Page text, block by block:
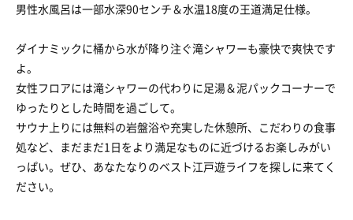
男性水風呂は一部水深90センチ＆水温18度の王道満足仕様。
ダイナミックに桶から水が降り注ぐ滝シャワーも豪快で爽快です
よ。
女性フロアには滝シャワーの代わりに足湯＆泥パックコーナーで
ゆったりとした時間を過ごして。
サウナ上りには無料の岩盤浴や充実した休憩所、こだわりの食事
処など、まだまだ1日をより満足なものに近づけるお楽しみがい
っぱい。ぜひ、あなたなりのベスト江戸遊ライフを探しに来てく
ださい。